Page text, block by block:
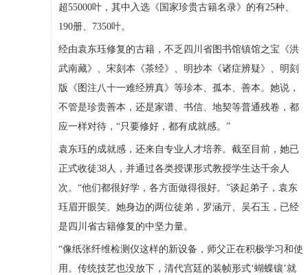
超55000叶，其中入选《国家珍贵古籍名录》的有25种、
190册、7350叶。
经由袁东珏修复的古籍，不乏四川省图书馆镇馆之宝《洪
武南藏》、宋刻本《茶经》、明抄本《诸症辨疑》、明刻
版《图注八十一难经辨真》等珍本、孤本、善本。她说，
不管是珍贵善本，还是家谱、书信、地契等普通残卷，都
应一样对待，“只要修好，都有成就感。”
袁东珏的成就感，还来自专业人才培养。截至目前，她已
正式收徒38人，并通过各类授课形式教授学生达千余人
次。“他们都很好学，各方面做得很好。”谈起弟子，袁东
珏眉开眼笑。她身边的两位徒弟，罗涵亓、吴石玉，已经
是四川省古籍修复的中坚力量。
“像纸张纤维检测仪这样的新设备，师父正在积极学习和使
用。传统技艺也没放下，清代宫廷的装帧形式‘蝴蝶镶’就